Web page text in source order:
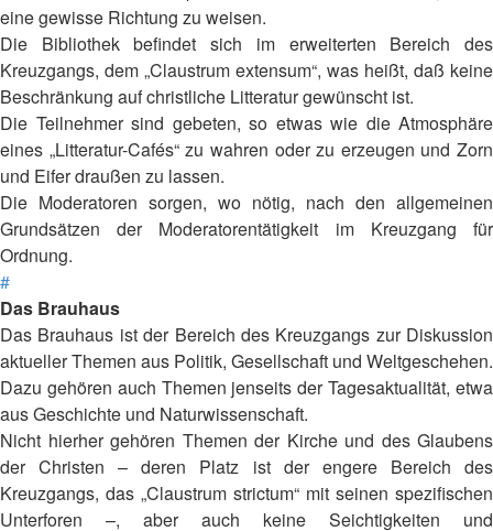
eine gewisse Richtung zu weisen.
Die Bibliothek befindet sich im erweiterten Bereich des
Kreuzgangs, dem „Claustrum extensum“, was heißt, daß keine
Beschränkung auf christliche Litteratur gewünscht ist.
Die Teilnehmer sind gebeten, so etwas wie die Atmosphäre
eines „Litteratur-Cafés“ zu wahren oder zu erzeugen und Zorn
und Eifer draußen zu lassen.
Die Moderatoren sorgen, wo nötig, nach den allgemeinen
Grundsätzen der Moderatorentätigkeit im Kreuzgang für
Ordnung.
#
Das Brauhaus
Das Brauhaus ist der Bereich des Kreuzgangs zur Diskussion
aktueller Themen aus Politik, Gesellschaft und Weltgeschehen.
Dazu gehören auch Themen jenseits der Tagesaktualität, etwa
aus Geschichte und Naturwissenschaft.
Nicht hierher gehören Themen der Kirche und des Glaubens
der Christen – deren Platz ist der engere Bereich des
Kreuzgangs, das „Claustrum strictum“ mit seinen spezifischen
Unterforen –, aber auch keine Seichtigkeiten und